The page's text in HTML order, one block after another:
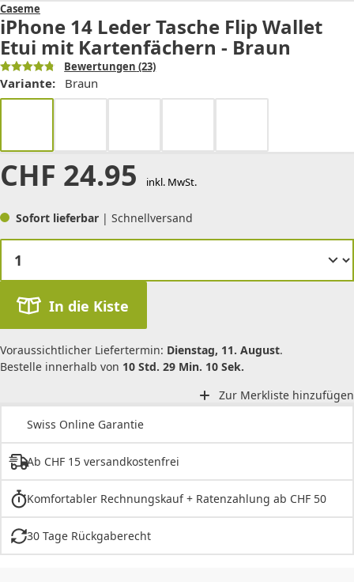
Caseme
iPhone 14 Leder Tasche Flip Wallet
Etui mit Kartenfächern - Braun
Bewertungen (23)
Variante: Braun
CHF 24.95 inkl. MwSt.
Sofort lieferbar | Schnellversand
In die Kiste
Voraussichtlicher Liefertermin: Dienstag, 11. August.
Bestelle innerhalb von 10 Std. 29 Min. 10 Sek.
Zur Merkliste hinzufügen
Swiss Online Garantie
Ab CHF 15 versandkostenfrei
Komfortabler Rechnungskauf + Ratenzahlung ab CHF 50
30 Tage Rückgaberecht